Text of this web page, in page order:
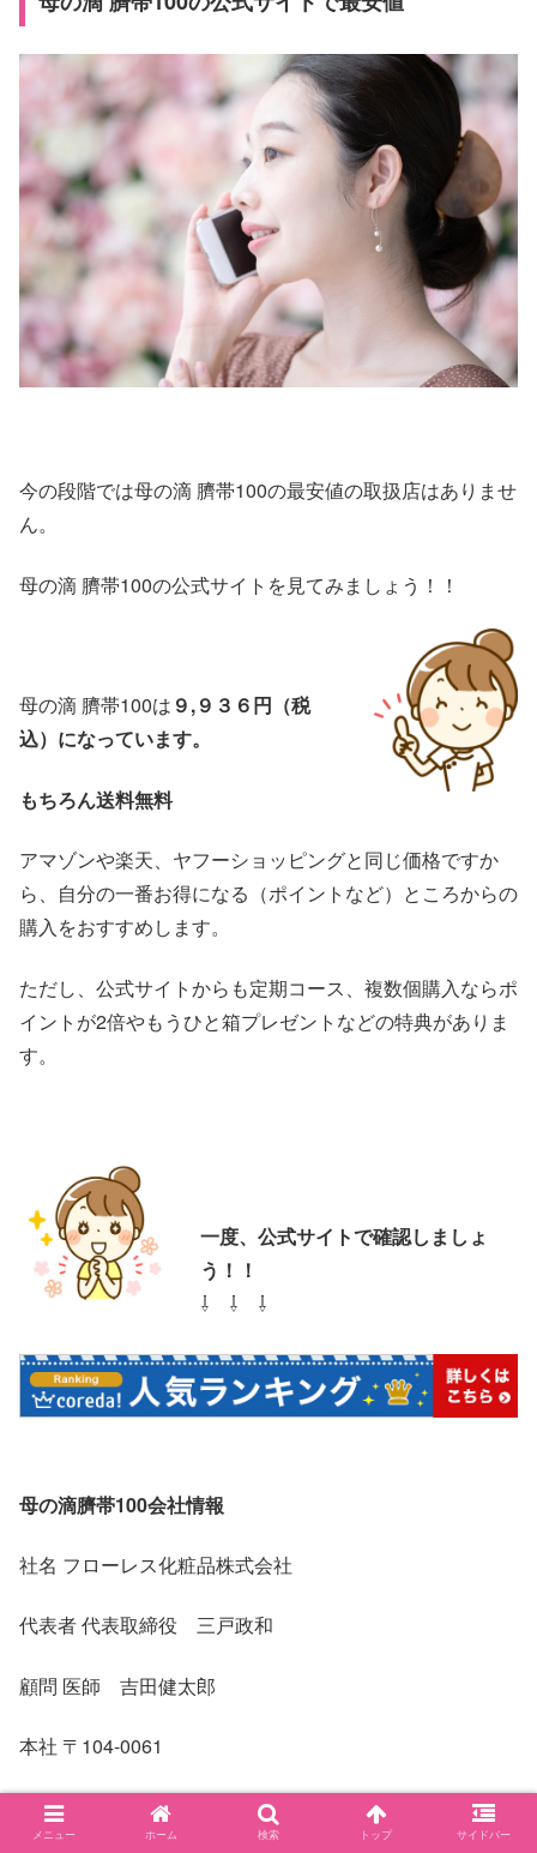
今の段階では母の滴 臍帯100の最安値の取扱店はありませ
ん。
母の滴 臍帯100の公式サイトを見てみましょう！！
母の滴 臍帯100は ９,９３６円（税
込）になっています。
もちろん送料無料
アマゾンや楽天、ヤフーショッピングと同じ価格ですか
ら、自分の一番お得になる（ポイントなど）ところからの
購入をおすすめします。
ただし、公式サイトからも定期コース、複数個購入ならポ
イントが2倍やもうひと箱プレゼントなどの特典がありま
す。
一度、公式サイトで確認しましょ
う！！
⇩ ⇩ ⇩
母の滴臍帯100会社情報
社名 フローレス化粧品株式会社
代表者 代表取締役 三戸政和
顧問 医師 吉田健太郎
本社 〒104-0061
東京都中央区銀座7丁目10-8 第五太陽ビル3F
メニュー ホーム 検索 トップ サイドバー